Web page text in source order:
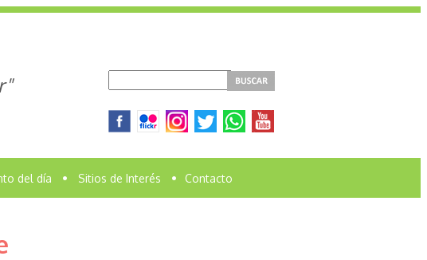
del día • Sitios de Interés • Contacto